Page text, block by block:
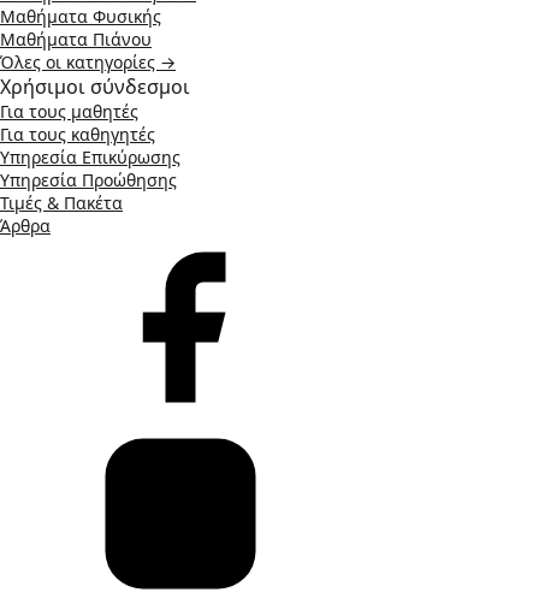
Μαθήματα Φυσικής
Μαθήματα Πιάνου
Όλες οι κατηγορίες →
Χρήσιμοι σύνδεσμοι
Για τους μαθητές
Για τους καθηγητές
Υπηρεσία Επικύρωσης
Υπηρεσία Προώθησης
Τιμές & Πακέτα
Άρθρα